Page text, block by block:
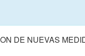
DE NUEVAS